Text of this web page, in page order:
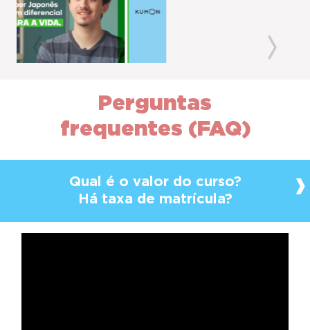
Previous
Perguntas
frequentes (FAQ)
Qual é o valor do curso?
Há taxa de matrícula?